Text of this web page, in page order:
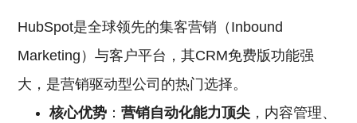
HubSpot是全球领先的集客营销（Inbound
Marketing）与客户平台，其CRM免费版功能强
大，是营销驱动型公司的热门选择。
核心优势 ：营销自动化能力顶尖 ，内容管理、